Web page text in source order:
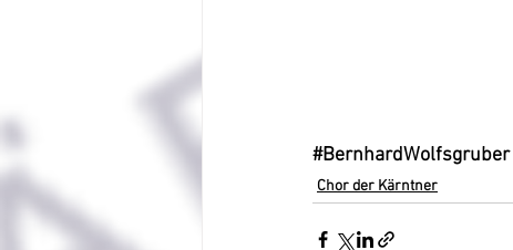
#BernhardWolfsgruber
Chor der Kärntner